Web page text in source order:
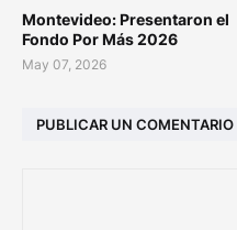
Montevideo: Presentaron el
Fondo Por Más 2026
May 07, 2026
PUBLICAR UN COMENTARIO